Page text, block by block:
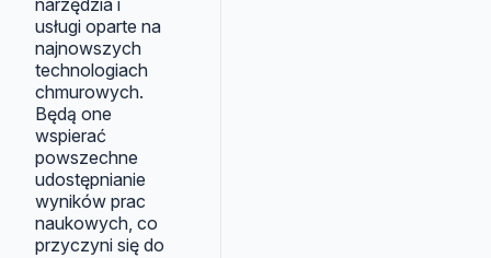
narzędzia i
usługi oparte na
najnowszych
technologiach
chmurowych.
Będą one
wspierać
powszechne
udostępnianie
wyników prac
naukowych, co
przyczyni się do